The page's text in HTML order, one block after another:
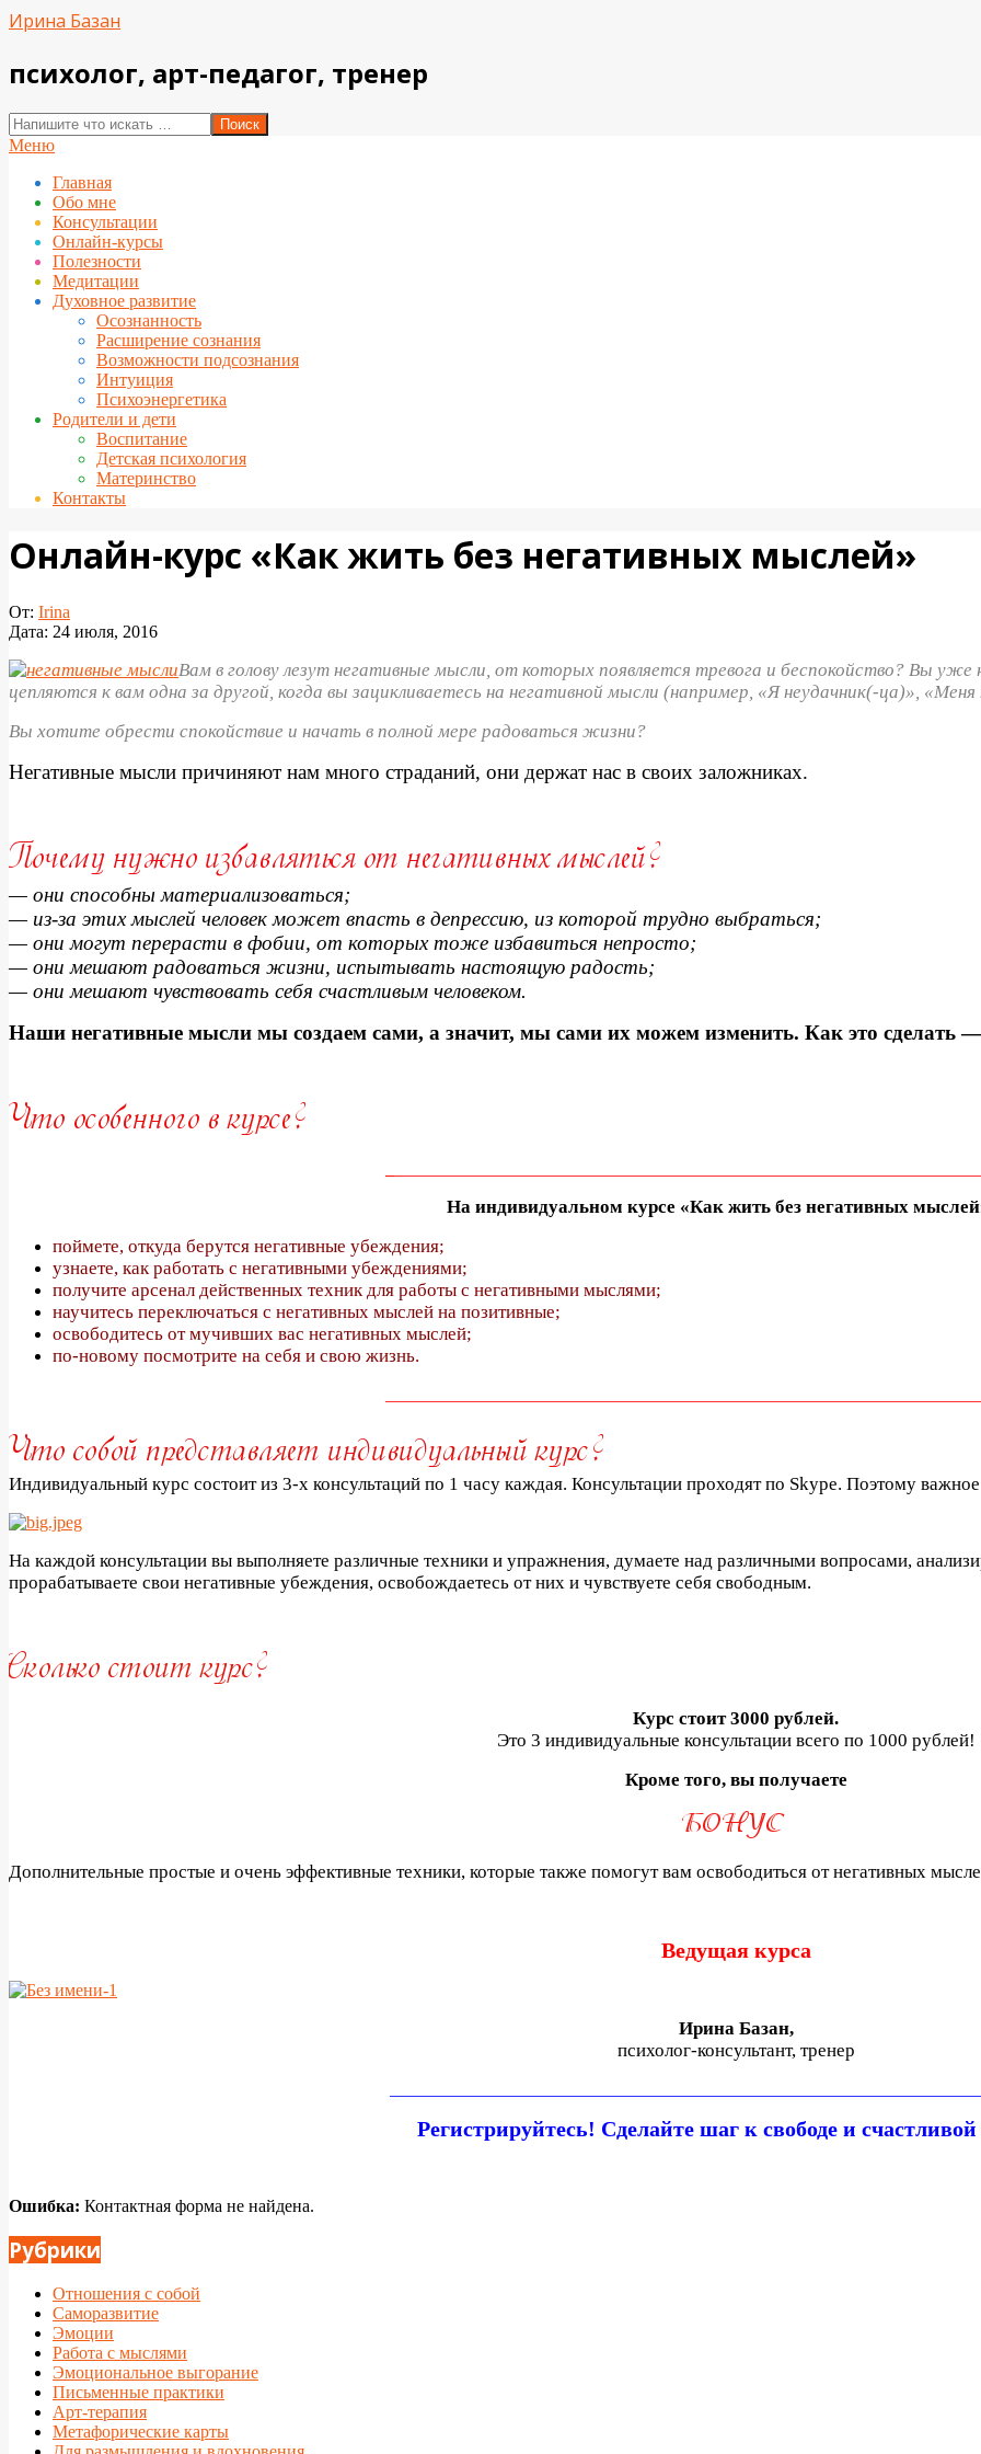
Перейти
Ирина Базан
психолог, арт-педагог, тренер
Поиск
Вторичное
навигации
Меню
Главная
Обо мне
Консультации
Онлайн-курсы
Полезности
Медитации
Духовное развитие
Осознанность
Расширение сознания
Возможности подсознания
Интуиция
Психоэнергетика
Родители и дети
Воспитание
Детская психология
Материнство
Контакты
Онлайн-курс «Как жить без негативных мыслей»
От: Irina
Дата: 24 июля, 2016
Вам в голову лезут негативные мысли, от которых появляется тревога и беспокойство? Вы
цепляются к вам одна за другой, когда вы зацикливаетесь на негативной мысли (например, «Я неудачник(-ца)»,
Вы хотите обрести спокойствие и начать в полной мере радоваться жизни?
Негативные мысли причиняют нам много страданий, они держат нас в своих заложниках.
— они способны материализоваться;
— из-за этих мыслей человек может впасть в депрессию, из которой трудно выбраться;
— они могут перерасти в фобии, от которых тоже избавиться непросто;
— они мешают радоваться жизни, испытывать настоящую радость;
— они мешают чувствовать себя счастливым человеком.
Наши негативные мысли мы создаем сами, а значит, мы сами их можем изменить. Как это сделать —
На индивидуальном курсе «Как жить без негативных
поймете, откуда берутся негативные убеждения;
узнаете, как работать с негативными убеждениями;
получите арсенал действенных техник для работы с негативными мыслями;
научитесь переключаться с негативных мыслей на позитивные;
освободитесь от мучивших вас негативных мыслей;
по-новому посмотрите на себя и свою жизнь.
Индивидуальный курс состоит из 3-х консультаций по 1 часу каждая. Консультации проходят по Skype. Поэтому
На каждой консультации вы выполняете различные техники и упражнения, думаете над различными вопросами,
прорабатываете свои негативные убеждения, освобождаетесь от них и чувствуете себя свободным.
Курс стоит 3000 рублей.
Это 3 индивидуальные консультации всего по 1000 рублей!
Кроме того, вы получаете
Дополнительные простые и очень эффективные техники, которые также помогут вам освободиться от негативных
Ведущая курса
Ирина Базан,
психолог-консультант, тренер
Регистрируйтесь! Сделайте шаг к свободе и
Ошибка: Контактная форма не найдена.
2016-
07-
Рубрики
Отношения с собой
Саморазвитие
Эмоции
Работа с мыслями
Эмоциональное выгорание
Письменные практики
Арт-терапия
Метафорические карты